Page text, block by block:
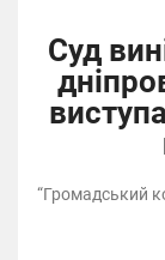
Суд
“Громадський